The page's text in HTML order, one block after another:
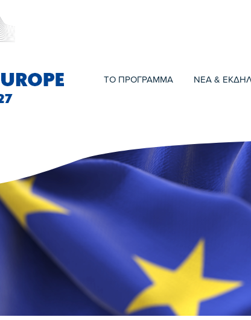
ΤΟ ΠΡΟΓΡΑΜΜΑ ΝΕΑ &